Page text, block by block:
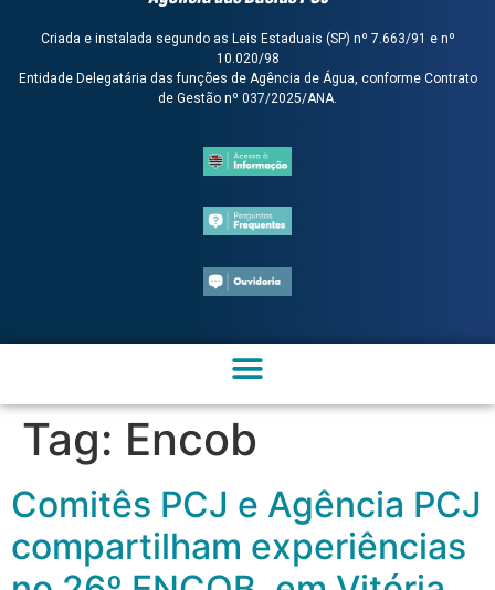
Criada e instalada segundo as Leis Estaduais (SP) nº 7.663/91 e nº
10.020/98
Entidade Delegatária das funções de Agência de Água, conforme Contrato
de Gestão nº 037/2025/ANA.
Tag: Encob
Comitês PCJ e Agência PCJ
compartilham experiências